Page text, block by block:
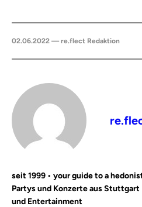
02.06.2022 — re.flect Redaktion
seit 1999 • your guide to a
Partys und Konzerte aus Stuttgart
und Entertainment